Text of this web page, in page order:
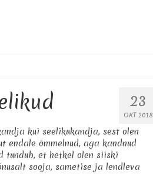
23
OKT 2018
kui seelikukandja, sest olen
õmmelnud, aga kandnud
tundub, et hetkel olen siiski
sooja, sametise ja lendleva